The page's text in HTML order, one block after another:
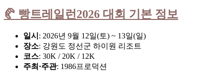
🥐 빵트레일런2026 대회 기본 정보
일시 : 2026년 9월 12일(토) ~ 13일(일)
장소: 강원도 정선군 하이원 리조트
코스: 30K / 20K / 12K
주최·주관: 1986프로덕션